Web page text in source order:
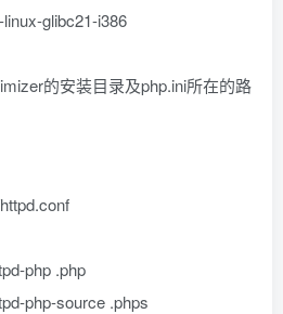
glibc21-i386
的安装目录及php.ini所在的路
php .php
php-source .phps